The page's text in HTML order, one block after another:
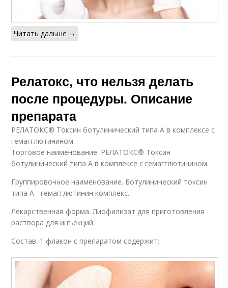
Читать дальше →
Релатокс, что нельзя делать
после процедуры. Описание
препарата
РЕЛАТОКС® Токсин ботулинический типа А в комплексе с
гемагглютинином.
Торговое наименование. РЕЛАТОКС® Токсин
ботулинический типа А в комплексе с гемагглютинином.
Группировочное наименование. Ботулинический токсин
типа А - гемагглютинин комплекс.
Лекарственная форма. Лиофилизат для приготовления
раствора для инъекций.
Состав. 1 флакон с препаратом содержит: